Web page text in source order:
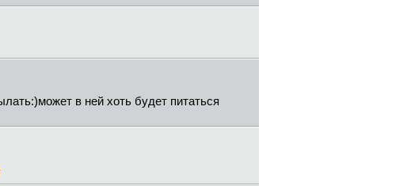
в ней хоть будет питаться